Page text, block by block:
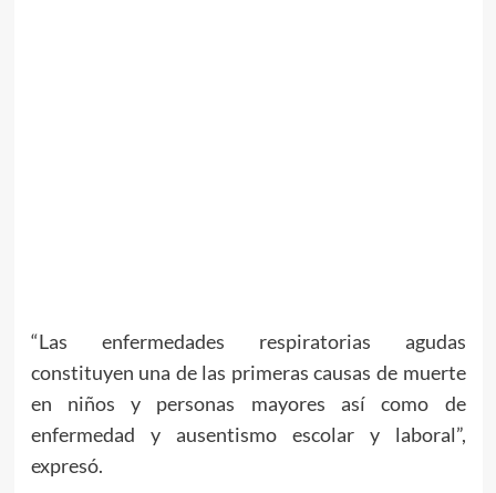
“Las enfermedades respiratorias agudas
constituyen una de las primeras causas de muerte
en niños y personas mayores así como de
enfermedad y ausentismo escolar y laboral”,
expresó.